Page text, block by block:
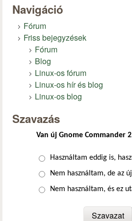
Navigáció
Fórum
Friss bejegyzések
Fórum
Blog
Linux-os fórum
Linux-os hír és blog
Linux-os blog
Szavazás
Van új Gnome Commander
Választások
Használtam eddig is,
Nem használtam, de az
Nem használtam, és ez